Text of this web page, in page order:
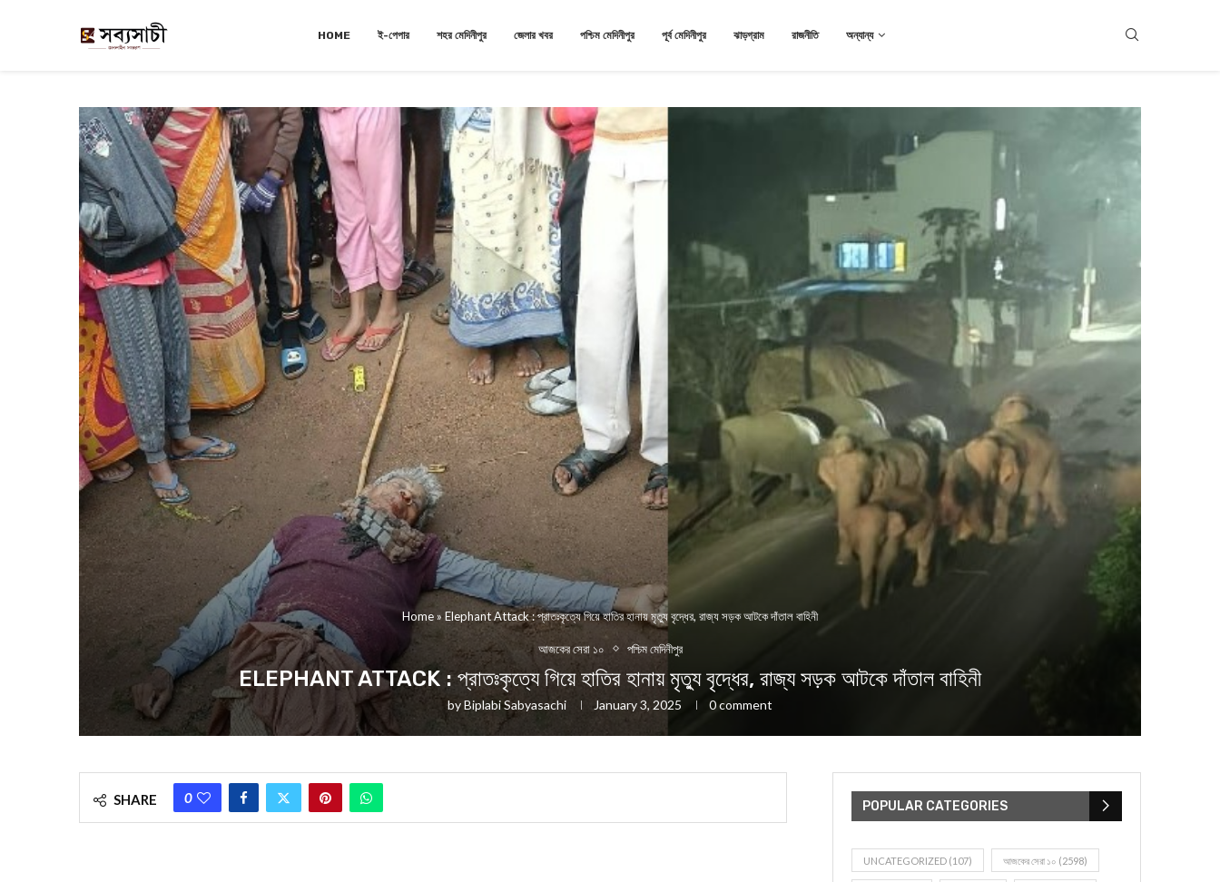
HOME ই-পেপার শহর মেদিনীপুর জেলার খবর পশ্চিম মেদিনীপুর পূর্ব মেদিনীপুর ঝাড়গ্রাম রাজনীতি অন্যান্য
Home »Elephant Attack : প্রাতঃকৃত্যে গিয়ে হাতির হানায় মৃত্যু বৃদ্ধের, রাজ্য সড়ক আটকে দাঁতাল বাহিনী
আজকের সেরা ১০ পশ্চিম মেদিনীপুর
ELEPHANT ATTACK : প্রাতঃকৃত্যে গিয়ে হাতির হানায় মৃত্যু বৃদ্ধের, রাজ্য সড়ক আটকে দাঁতাল বাহিনী
byBiplabi Sabyasachi January 3, 2025 0 comment
SHARE 0
POPULAR CATEGORIES
UNCATEGORIZED (107) আজকের সেরা ১০ (2598)